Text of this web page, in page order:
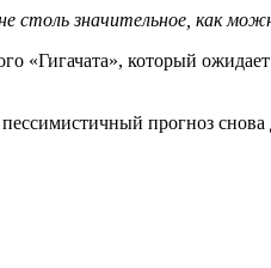
столь значительное, как
«Гигачата», который
прогноз снова